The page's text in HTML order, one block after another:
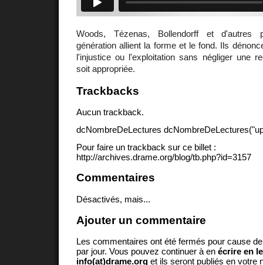
Woods, Tézenas, Bollendorff et d'autres
génération allient la forme et le fond. Ils
l'injustice ou l'exploitation sans négliger une
soit appropriée.
Trackbacks
Aucun trackback.
dcNombreDeLectures
Pour faire un trackback sur ce billet :
http://archives.drame.org/blog/tb.php?id=3157
Commentaires
Désactivés, mais...
Ajouter un commentaire
Les commentaires ont été fermés pour cause
par jour. Vous pouvez continuer à en écrire en
info(at)drame.org et ils seront publiés en votre